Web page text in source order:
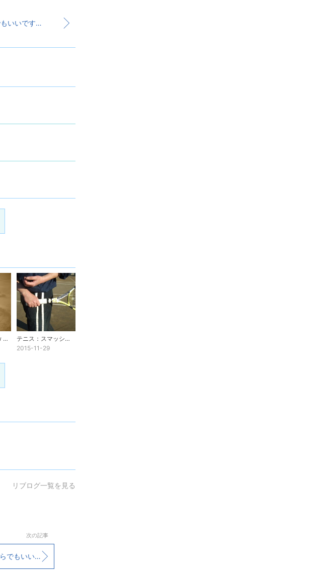
「1万円からでもいいですか？」を英語で言うと？
みなさんは“Snow Angel”を見た事ありますか？
テニス：スマッシュでケガをしないために
2015-11-29
リブログ一覧を見る
次の記事
「1万円からでもいいですか？」を英語で言うと？